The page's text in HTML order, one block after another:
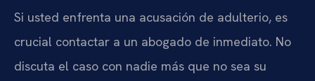
Si usted enfrenta una acusación de adulterio, es
crucial contactar a un abogado de inmediato. No
discuta el caso con nadie más que no sea su